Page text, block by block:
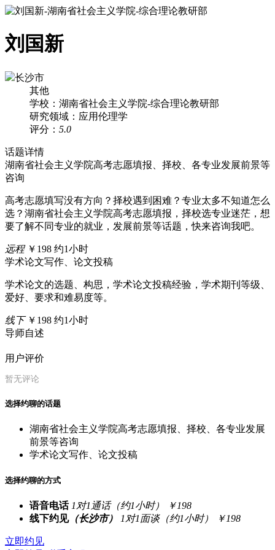
刘国新
长沙市
其他
学校：湖南省社会主义学院-综合理论教研部
研究领域：应用伦理学
评分： 5.0
话题详情
湖南省社会主义学院高考志愿填报、择校、各专业发展前景等
咨询
高考志愿填写没有方向？择校遇到困难？专业太多不知道怎么
选？湖南省社会主义学院高考志愿填报，择校选专业迷茫，想
要了解不同专业的就业，发展前景等话题，快来咨询我吧。
远程 ￥198 约1小时
学术论文写作、论文投稿
学术论文的选题、构思，学术论文投稿经验，学术期刊等级、
爱好、要求和难易度等。
线下 ￥198 约1小时
导师自述
用户评价
暂无评论
选择约聊的话题
湖南省社会主义学院高考志愿填报、择校、各专业发展
前景等咨询
学术论文写作、论文投稿
选择约聊的方式
语音电话 1对1通话（约1小时）
￥198
线下约见（长沙市） 1对1面谈（约1小时） ￥198
立即约见